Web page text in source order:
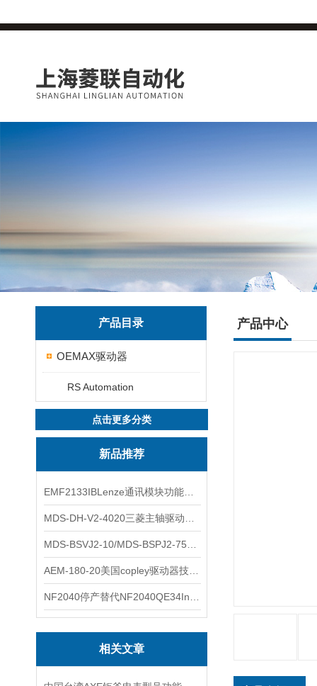
产品目录
OEMAX驱动器
RS Automation
点击更多分类
新品推荐
相关文章
产品中心